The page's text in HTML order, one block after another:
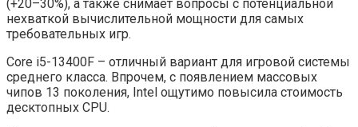
(+20–30%), а также снимает вопросы с потенциальной
нехваткой вычислительной мощности для самых
требовательных игр.
Core i5-13400F – отличный вариант для игровой системы
среднего класса. Впрочем, с появлением массовых
чипов 13 поколения, Intel ощутимо повысила стоимость
десктопных CPU.